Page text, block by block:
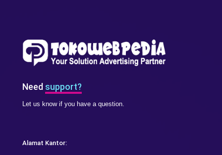
Need support?
Let us know if you have a question.
Alamat Kantor: